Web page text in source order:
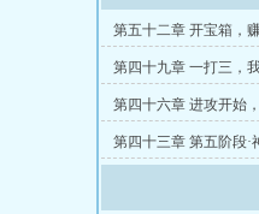
第五十二章 开宝箱，
第四十九章 一打三，
第四十六章 进攻开始
第四十三章 第五阶段·